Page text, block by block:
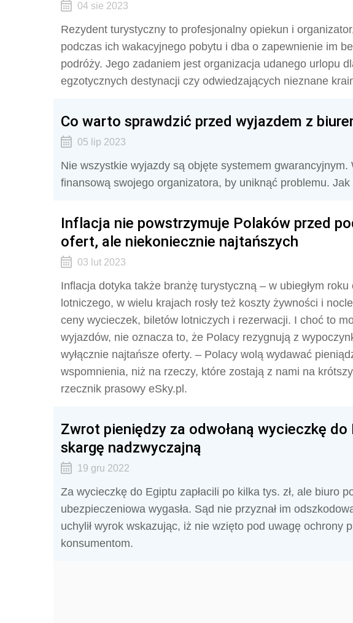
04 sie 2023
Rezydent turystyczny to profesjonalny opiekun i
podczas ich wakacyjnego pobytu i dba o zapewnienie im
podróży. Jego zadaniem jest organizacja udanego urlopu
egzotycznych destynacji czy odwiedzających nieznane
Co warto sprawdzić przed wyjazdem z
05 lip 2023
Nie wszystkie wyjazdy są objęte systemem
finansową swojego organizatora, by uniknąć problemu.
Inflacja nie powstrzymuje Polaków przed
ofert, ale niekoniecznie najtańszych
03 lut 2023
Inflacja dotyka także branżę turystyczną – w ubiegłym
lotniczego, w wielu krajach rosły też koszty żywności i
ceny wycieczek, biletów lotniczych i rezerwacji. I choć to
wyjazdów, nie oznacza to, że Polacy rezygnują z
wyłącznie najtańsze oferty. – Polacy wolą wydawać
wspomnienia, niż na rzeczy, które zostają z nami na
rzecznik prasowy eSky.pl.
Zwrot pieniędzy za odwołaną wycieczkę do
skargę nadzwyczajną
19 gru 2022
Za wycieczkę do Egiptu zapłacili po kilka tys. zł, ale biuro
ubezpieczeniowa wygasła. Sąd nie przyznał im
uchylił wyrok wskazując, iż nie wzięto pod uwagę ochrony
konsumentom.